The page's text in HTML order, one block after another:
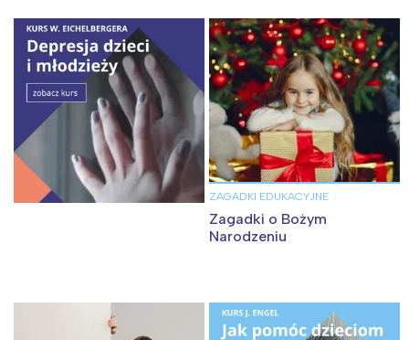
ZAGADKI EDUKACYJNE
Zagadki o Bożym
Narodzeniu